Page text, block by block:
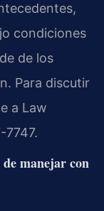
condiciones
de los
Para discutir
a Law
7747.
manejar con